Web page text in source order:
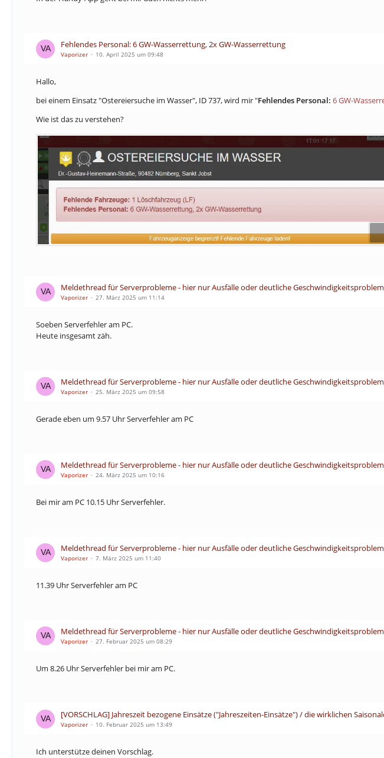
Fehlendes Personal: 6 GW-Wasserrettung, 2x GW-Wasserrettung
Vaporizer 10. April 2025 um 09:48
Hallo,
bei einem Einsatz "Ostereiersuche im Wasser", ID 737, wird mir "Fehlendes Personal: 6 GW-
Wie ist das zu verstehen?
Meldethread für Serverprobleme - hier nur Ausfälle oder deutliche
Vaporizer 27. März 2025 um 11:14
Soeben Serverfehler am PC.
Heute insgesamt zäh.
Meldethread für Serverprobleme - hier nur Ausfälle oder deutliche
Vaporizer 25. März 2025 um 09:58
Gerade eben um 9.57 Uhr Serverfehler am PC
Meldethread für Serverprobleme - hier nur Ausfälle oder deutliche
Vaporizer 24. März 2025 um 10:16
Bei mir am PC 10.15 Uhr Serverfehler.
Meldethread für Serverprobleme - hier nur Ausfälle oder deutliche
Vaporizer 7. März 2025 um 11:40
11.39 Uhr Serverfehler am PC
Meldethread für Serverprobleme - hier nur Ausfälle oder deutliche
Vaporizer 27. Februar 2025 um 08:29
Um 8.26 Uhr Serverfehler bei mir am PC.
[VORSCHLAG] Jahreszeit bezogene Einsätze ("Jahreszeiten-Einsätze") / die wirklichen
Vaporizer 10. Februar 2025 um 13:49
Ich unterstütze deinen Vorschlag.